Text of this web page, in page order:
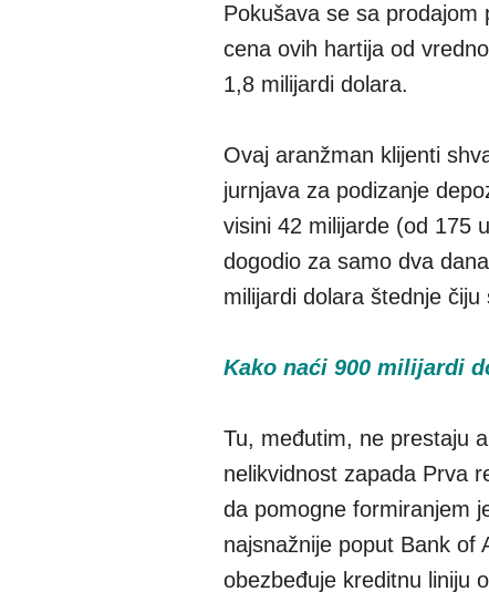
Pokušava se sa prodajom
cena ovih hartija od
1,8 milijardi dolara.
Ovaj aranžman klijenti
jurnjava za podizanje
visini 42 milijarde (od 175
dogodio za samo dva
milijardi dolara štednje
Kako naći 900 milijardi
Tu, međutim, ne prestaju
nelikvidnost zapada Prva
da pomogne formiranjem
najsnažnije poput Bank of
obezbeđuje kreditnu liniju